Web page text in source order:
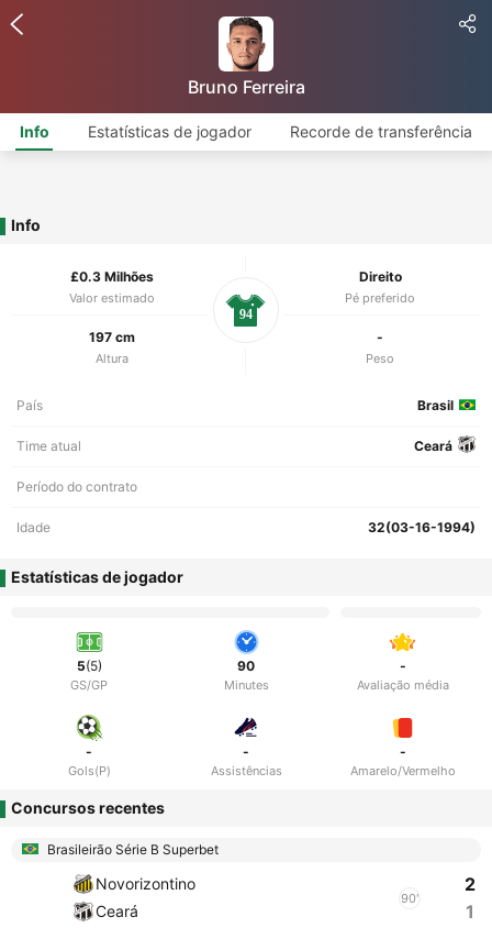
Bruno Ferreira
Info Estatísticas de jogador Recorde de transferência
Info
£0.3 Milhões
Valor estimado
Direito
Pé preferido
197 cm
Altura
-
Peso
94
País Brasil
Time atual Ceará
Período do contrato
Idade 32(03-16-1994)
Estatísticas de jogador
5(5)
GS/GP
90
Minutes
-
Avaliação média
-
Gols(P)
-
Assistências
-
Amarelo/Vermelho
Concursos recentes
Brasileirão Série B Superbet
Novorizontino
Ceará
90'
2
1